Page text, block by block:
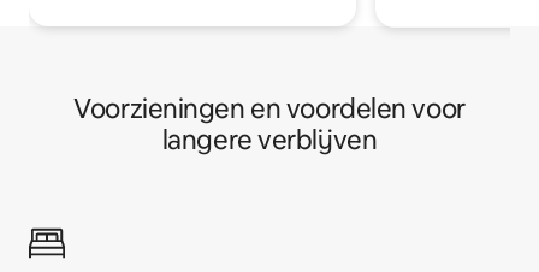
Voorzieningen en voordelen voor
langere verblijven